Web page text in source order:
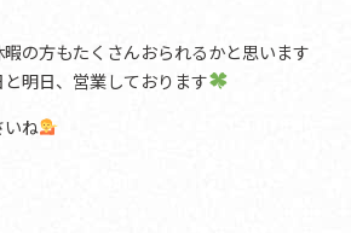
の方もたくさんおられるかと思います
明日、営業しております
いね